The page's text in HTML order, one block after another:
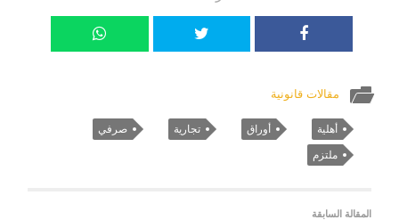
مقالات قانونية
أهلية أوراق تجارية صرفي
ملتزم
المقالة السابقة